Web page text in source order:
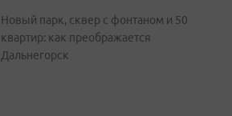
Новый парк, сквер с фонтаном и 50
квартир: как преображается
Дальнегорск